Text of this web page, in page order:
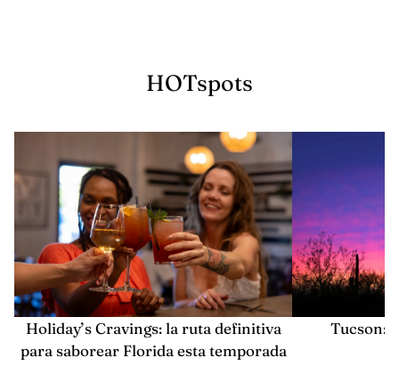
HOTspots
Holiday’s Cravings: la ruta definitiva
para saborear Florida esta temporada
Tucson: